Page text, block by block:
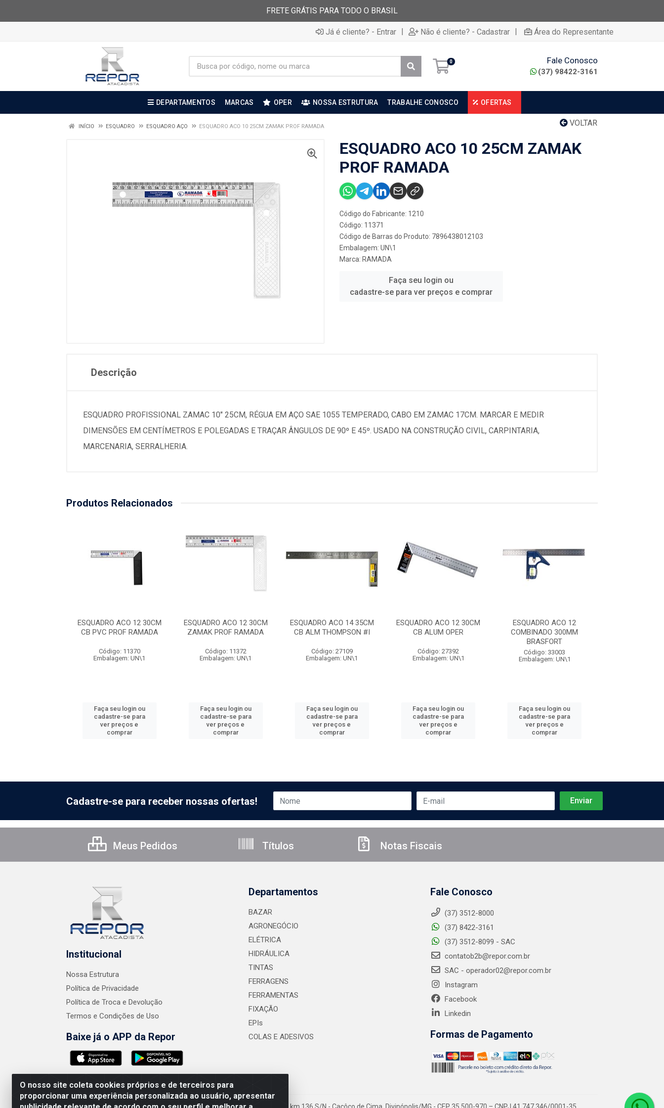
FRETE GRÁTIS PARA TODO O BRASIL
Já é cliente? - Entrar | Não é cliente? - Cadastrar | Área do Representante
0 Fale Conosco
(37) 98422-3161
DEPARTAMENTOS MARCAS OPER NOSSA ESTRUTURA TRABALHE CONOSCO OFERTAS
VOLTAR
INÍCIO ESQUADRO ESQUADRO AÇO ESQUADRO ACO 10 25CM ZAMAK PROF RAMADA
ESQUADRO ACO 10 25CM ZAMAK
PROF RAMADA
Código do Fabricante: 1210
Código: 11371
Código de Barras do Produto: 7896438012103
Embalagem: UN\1
Marca: RAMADA
Faça seu login ou
cadastre-se para ver preços e comprar
Descrição
ESQUADRO PROFISSIONAL ZAMAC 10" 25CM, RÉGUA EM AÇO SAE 1055 TEMPERADO, CABO EM ZAMAC 17CM. MARCAR E MEDIR
DIMENSÕES EM CENTÍMETROS E POLEGADAS E TRAÇAR ÂNGULOS DE 90º E 45º. USADO NA CONSTRUÇÃO CIVIL, CARPINTARIA,
MARCENARIA, SERRALHERIA.
Produtos Relacionados
ESQUADRO ACO 12 30CM
CB PVC PROF RAMADA
Código: 11370
Embalagem: UN\1
Faça seu login ou
cadastre-se para
ver preços e
comprar
ESQUADRO ACO 12 30CM
ZAMAK PROF RAMADA
Código: 11372
Embalagem: UN\1
Faça seu login ou
cadastre-se para
ver preços e
comprar
ESQUADRO ACO 14 35CM
CB ALM THOMPSON #I
Código: 27109
Embalagem: UN\1
Faça seu login ou
cadastre-se para
ver preços e
comprar
ESQUADRO ACO 12 30CM
CB ALUM OPER
Código: 27392
Embalagem: UN\1
Faça seu login ou
cadastre-se para
ver preços e
comprar
ESQUADRO ACO 12
COMBINADO 300MM
BRASFORT
Código: 33003
Embalagem: UN\1
Faça seu login ou
cadastre-se para
ver preços e
comprar
O nosso site coleta cookies próprios e de terceiros para
proporcionar uma experiência personalizada ao usuário, apresentar
Cadastre-se para receber nossas ofertas!
Meus Pedidos Títulos Notas Fiscais
Institucional
Nossa Estrutura
Política de Privacidade
Política de Troca e Devolução
Termos e Condições de Uso
Baixe já o APP da Repor
Departamentos
BAZAR
AGRONEGÓCIO
ELÉTRICA
HIDRÁULICA
TINTAS
FERRAGENS
FERRAMENTAS
FIXAÇÃO
EPIs
COLAS E ADESIVOS
Fale Conosco
(37) 3512-8000
(37) 8422-3161
(37) 3512-8099 - SAC
contatob2b@repor.com.br
SAC - operador02@repor.com.br
Instagram
Facebook
Linkedin
Formas de Pagamento